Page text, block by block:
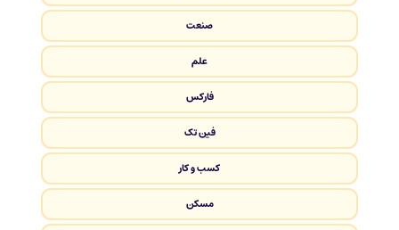
صنعت
علم
فارکس
فین تک
کسب و کار
مسکن